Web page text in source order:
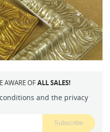
AWARE OFALL SALES!
and the privacy